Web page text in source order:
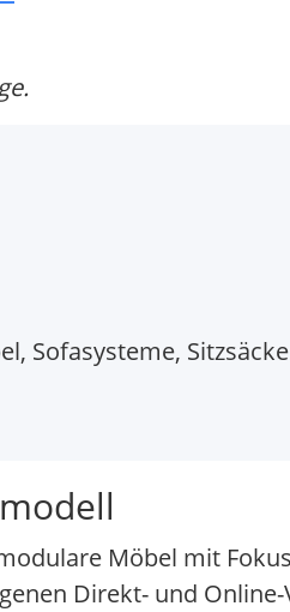
Sofasysteme, Sitzsäcke
Möbel mit
Direkt- und